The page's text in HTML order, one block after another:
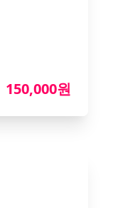
150,000원